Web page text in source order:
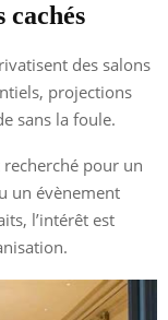
des salons
projections
sans la foule.
recherché pour un
un évènement
l’intérêt est